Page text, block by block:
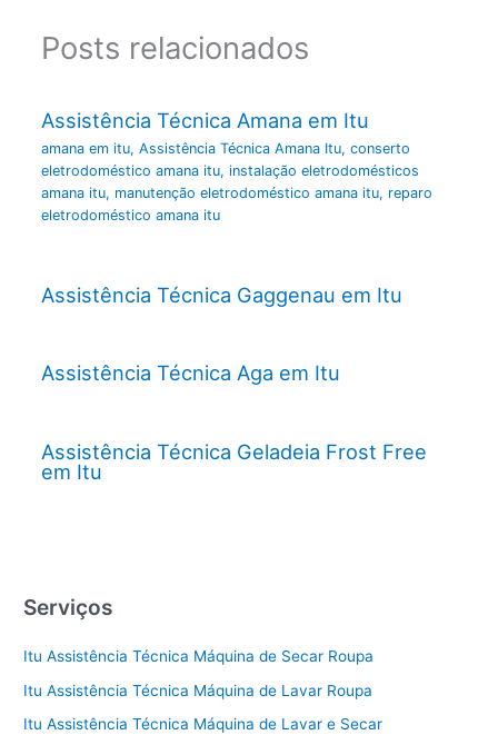
Posts relacionados
Assistência Técnica Amana em Itu
amana em itu, Assistência Técnica Amana Itu, conserto
eletrodoméstico amana itu, instalação eletrodomésticos
amana itu, manutenção eletrodoméstico amana itu, reparo
eletrodoméstico amana itu
Assistência Técnica Gaggenau em Itu
Assistência Técnica Aga em Itu
Assistência Técnica Geladeia Frost Free
em Itu
Serviços
Itu Assistência Técnica Máquina de Secar Roupa
Itu Assistência Técnica Máquina de Lavar Roupa
Itu Assistência Técnica Máquina de Lavar e Secar